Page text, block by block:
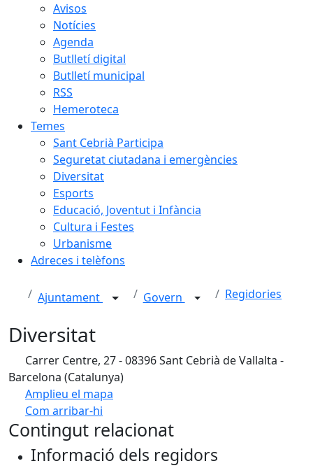
Avisos
Notícies
Agenda
Butlletí digital
Butlletí municipal
RSS
Hemeroteca
Temes
Sant Cebrià Participa
Seguretat ciutadana i emergències
Diversitat
Esports
Educació, Joventut i Infància
Cultura i Festes
Urbanisme
Adreces i telèfons
Ajuntament Govern Regidories
Diversitat
Carrer Centre, 27 - 08396 Sant Cebrià de Vallalta -
Barcelona (Catalunya)
Amplieu el mapa
Com arribar-hi
+
−
Contingut relacionat
Informació dels regidors